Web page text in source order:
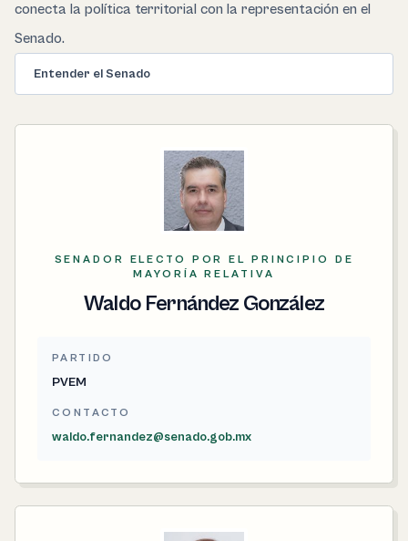
conecta la política territorial con la representación en el
Senado.
Entender el Senado
SENADOR ELECTO POR EL PRINCIPIO DE
MAYORÍA RELATIVA
Waldo Fernández González
PARTIDO
PVEM
CONTACTO
waldo.fernandez@senado.gob.mx